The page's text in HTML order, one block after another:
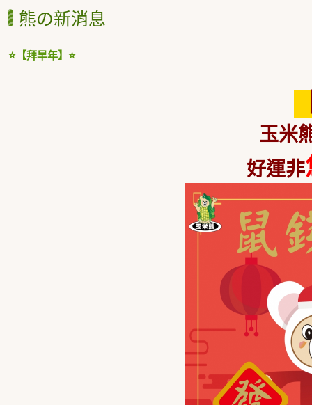
熊の新消息
⭐【拜早年】⭐
玉米
好運非